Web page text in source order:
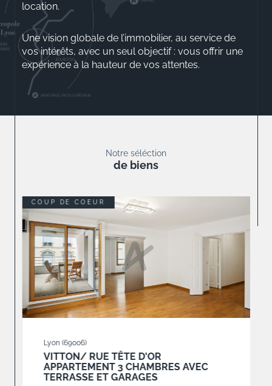
location.
Une vision globale de l’immobilier, au service de
vos intérêts, avec un seul objectif : vous offrir une
expérience à la hauteur de vos attentes.
Notre séléction
de biens
COUP DE COEUR
Lyon (69006)
VITTON/ RUE TÊTE D'OR
APPARTEMENT 3 CHAMBRES AVEC
TERRASSE ET GARAGES